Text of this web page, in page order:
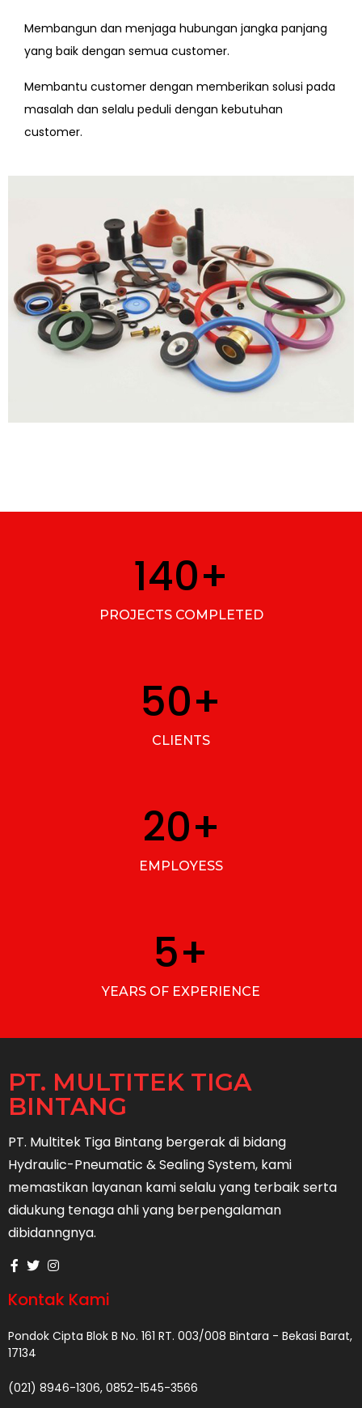
Membangun dan menjaga hubungan jangka panjang
yang baik dengan semua customer.
Membantu customer dengan memberikan solusi pada
masalah dan selalu peduli dengan kebutuhan
customer.
140+
PROJECTS COMPLETED
50+
CLIENTS
20+
EMPLOYESS
5+
YEARS OF EXPERIENCE
PT. MULTITEK TIGA
BINTANG
PT. Multitek Tiga Bintang bergerak di bidang
Hydraulic-Pneumatic & Sealing System, kami
memastikan layanan kami selalu yang terbaik serta
didukung tenaga ahli yang berpengalaman
dibidanngnya.
Kontak Kami
Pondok Cipta Blok B No. 161 RT. 003/008 Bintara - Bekasi Barat,
17134
(021) 8946-1306, 0852-1545-3566